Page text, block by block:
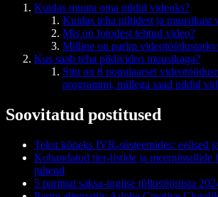
Kuidas muuta oma pildid videoks?
Kuidas teha piltidest ja muusikast
Mis on fotodest tehtud video?
Milline on parim
Kus saab teha pildivideo muusikaga?
Siin on 8 populaarset
programmi, millega saad pildid
Soovitatud postitused
Tekst kõneks IVR-süsteemides: eelised
Kohandatud tier-listide ja meemimallide
juhend
5 parimat saksa-inglise tõlketööriista